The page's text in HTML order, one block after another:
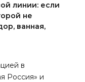
линии: если
не
ванная,
в
Россия» и